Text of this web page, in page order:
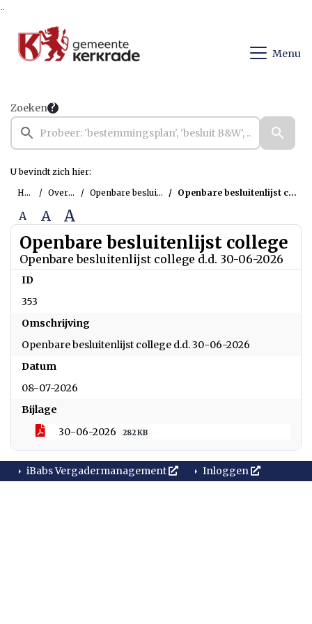
Menu
Zoeken
U bevindt zich hier:
Home
Overzichten Openbare besluitenlijst college Openbare besluitenlijst college d.d. 30-06-2026
A A A
Openbare besluitenlijst college
Openbare besluitenlijst college d.d. 30-06-2026
ID
353
Omschrijving
Openbare besluitenlijst college d.d. 30-06-2026
Datum
08-07-2026
Bijlage
30-06-2026
282 KB
iBabs Vergadermanagement Inloggen